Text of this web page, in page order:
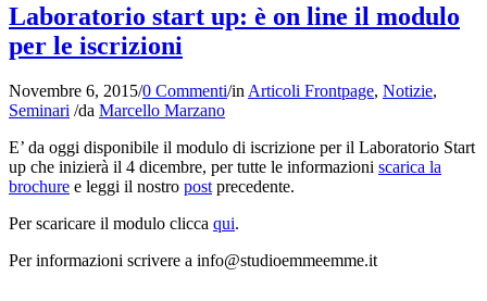
Laboratorio start up: è on line il modulo
per le iscrizioni
Novembre 6, 2015/0 Commenti/inArticoli Frontpage, Notizie,
Seminari /da Marcello Marzano
E’ da oggi disponibile il modulo di iscrizione per il Laboratorio Start
up che inizierà il 4 dicembre, per tutte le informazioni scarica la
brochure e leggi il nostro postprecedente.
Per scaricare il modulo clicca qui.
Per informazioni scrivere a info@studioemmeemme.it